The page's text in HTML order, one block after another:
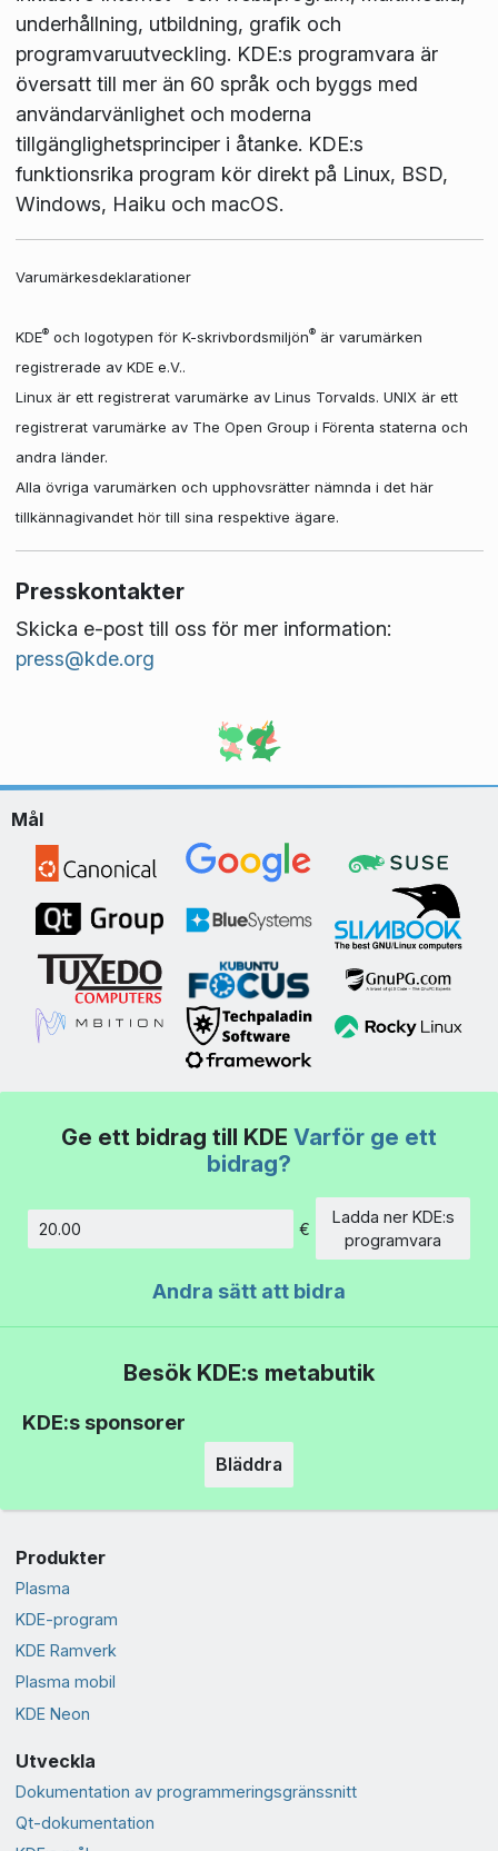
underhållning, utbildning, grafik och
programvaruutveckling. KDE:s programvara är
översatt till mer än 60 språk och byggs med
användarvänlighet och moderna
tillgänglighetsprinciper i åtanke. KDE:s
funktionsrika program kör direkt på Linux, BSD,
Windows, Haiku och macOS.
Varumärkesdeklarationer
KDE®och logotypen för K-skrivbordsmiljön®är varumärken
registrerade av KDE e.V..
Linux är ett registrerat varumärke av Linus Torvalds. UNIX är ett
registrerat varumärke av The Open Group i Förenta staterna och
andra länder.
Alla övriga varumärken och upphovsrätter nämnda i det här
tillkännagivandet hör till sina respektive ägare.
Presskontakter
Skicka e-post till oss för mer information:
press@kde.org
Mål
Ge ett bidrag till KDE Varför ge ett
bidrag?
€
Ladda ner KDE:s
programvara
Andra sätt att bidra
Besök KDE:s metabutik
KDE:s sponsorer
Bläddra
Produkter
Plasma
KDE-program
KDE Ramverk
Plasma mobil
KDE Neon
Utveckla
Dokumentation av programmeringsgränssnitt
Qt-dokumentation